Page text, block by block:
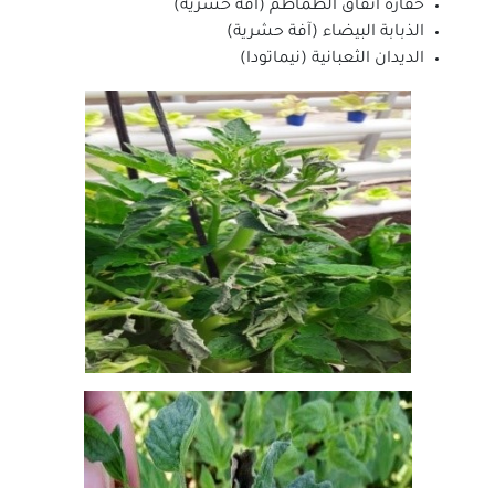
حفارة أنفاق الطماطم (آفة حشرية)
الذبابة البيضاء (آفة حشرية)
الديدان الثعبانية (نيماتودا)